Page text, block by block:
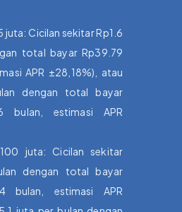
juta: Cicilan sekitar Rp1.6
total bayar Rp39.79
APR ±28,18%), atau
dengan total bayar
bulan, estimasi APR
juta: Cicilan sekitar
dengan total bayar
bulan, estimasi APR